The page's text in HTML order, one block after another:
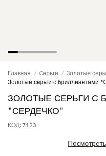
Главная Cерьги
Золотые
Золотые серьги с бриллиантами
ЗОЛОТЫЕ СЕРЬГИ С
"СЕРДЕЧКО"
КОД: 7123